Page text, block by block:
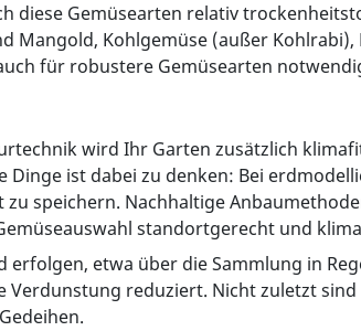
diese Gemüsearten relativ
Mangold, Kohlgemüse (außer
für robustere Gemüsearten
wird Ihr Garten zusätzlich
ist dabei zu denken: Bei
zu speichern. Nachhaltige
standortgerecht und
erfolgen, etwa über die Sammlung in
reduziert. Nicht zuletzt